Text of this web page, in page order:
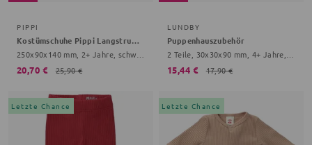
PIPPI
Kostümschuhe Pippi Langstrumpf
20,70 € 25,90 €
LUNDBY
Puppenhauszubehör
15,44 € 17,90 €
Letzte Chance Letzte Chance